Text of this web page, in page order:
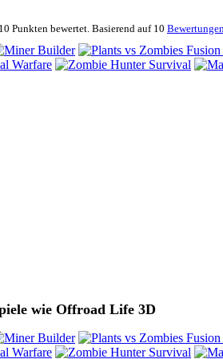
10 Punkten bewertet. Basierend auf 10
wie Offroad Life 3D